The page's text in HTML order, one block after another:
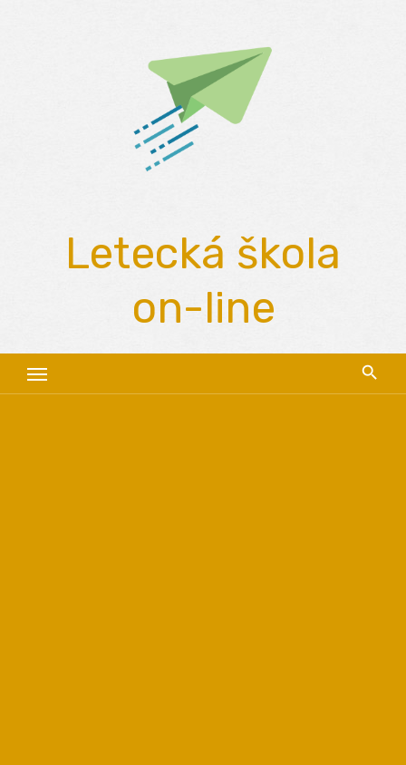
Letecká škola
on-line